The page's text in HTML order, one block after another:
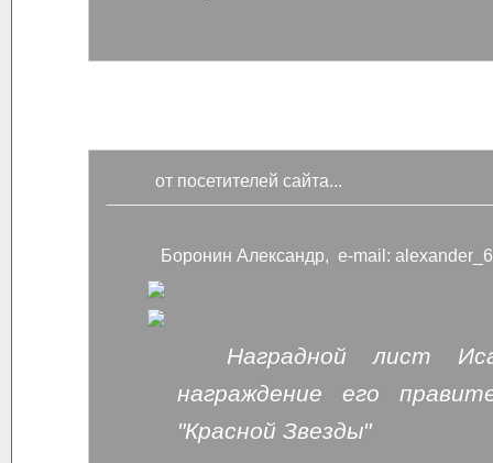
от посетителей сайта...
Боронин Александр, e-mail:
Наградной лист
награждение его
"Красной Звезды"